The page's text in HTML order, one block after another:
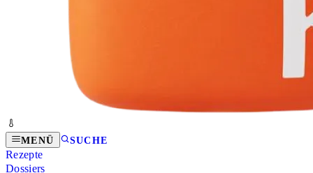
MENÜ SUCHE
Rezepte
Dossiers